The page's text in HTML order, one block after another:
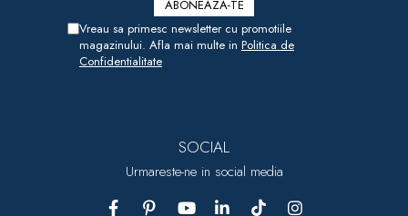
Vreau sa primesc newsletter cu promotiile
magazinului. Afla mai multe in Politica de
Confidentialitate
SOCIAL
Urmareste-ne in social media